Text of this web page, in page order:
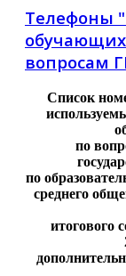
Телефоны
вопросам
Список
по
по
среднего
итогового